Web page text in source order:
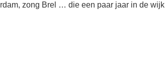
zong Brel … die een paar jaar in de wijk